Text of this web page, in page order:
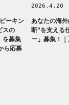
ーキン
スの
を募集
ら応募
2026.4.20
あなたの海
断”を支える
ー」募集！